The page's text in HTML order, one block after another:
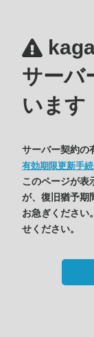
サーバ
います
サーバー契約の
有効期限更新手続
このページが表
が、復旧猶予期
お急ぎください
せください。